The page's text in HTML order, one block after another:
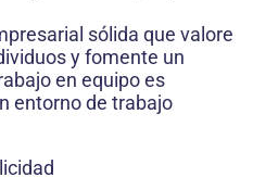
sólida que valore
y fomente un
en equipo es
entorno de trabajo